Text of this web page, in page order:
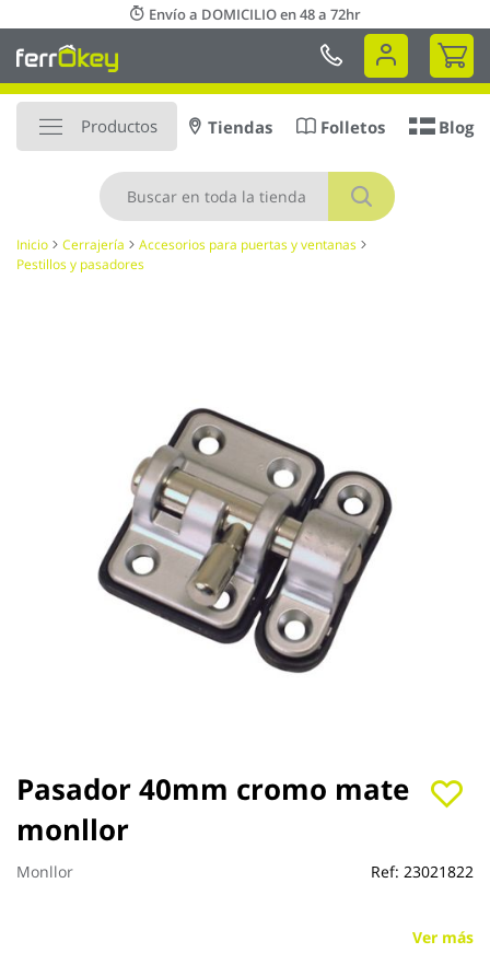
al
contenido
Envío a DOMICILIO en 48 a 72hr
Mi
Productos
Buscar
Tiendas Folletos Blog
Inicio Cerrajería
Accesorios para puertas y ventanas
Pestillos y pasadores
Pasador 40mm cromo mate
monllor
Monllor Ref: 23021822
Ver más
Saltar
al
comienzo
de
la